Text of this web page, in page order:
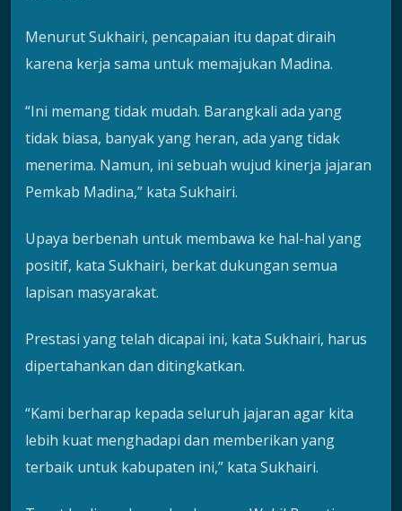
Menurut Sukhairi, pencapaian itu dapat diraih
karena kerja sama untuk memajukan Madina.
“Ini memang tidak mudah. Barangkali ada yang
tidak biasa, banyak yang heran, ada yang tidak
menerima. Namun, ini sebuah wujud kinerja jajaran
Pemkab Madina,” kata Sukhairi.
Upaya berbenah untuk membawa ke hal-hal yang
positif, kata Sukhairi, berkat dukungan semua
lapisan masyarakat.
Prestasi yang telah dicapai ini, kata Sukhairi, harus
dipertahankan dan ditingkatkan.
“Kami berharap kepada seluruh jajaran agar kita
lebih kuat menghadapi dan memberikan yang
terbaik untuk kabupaten ini,” kata Sukhairi.